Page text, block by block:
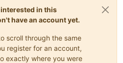
in this
have an account yet.
scroll through the same
register for an account,
exactly where you were